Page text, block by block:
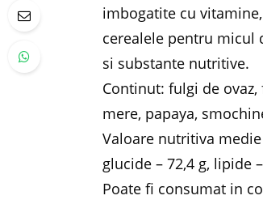
imbogatite cu
cerealele pentru micul
si substante nutritive.
Continut: fulgi de ovaz,
mere, papaya,
Valoare nutritiva
glucide – 72,4 g, lipide
Poate fi consumat in